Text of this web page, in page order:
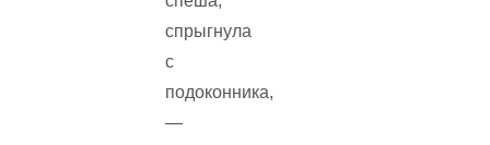
спрыгнула
с
подоконника,
—